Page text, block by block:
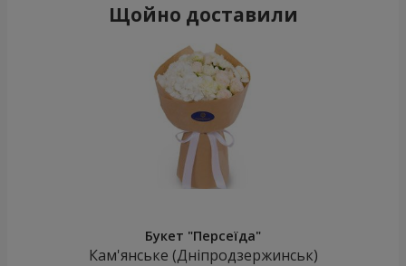
Щойно доставили
Букет "Персеїда"
Кам'янське (Дніпродзержинськ)